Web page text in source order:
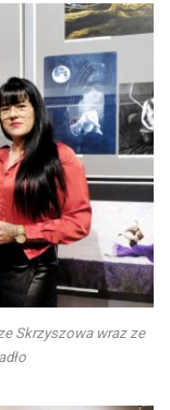
Skrzyszowa wraz ze